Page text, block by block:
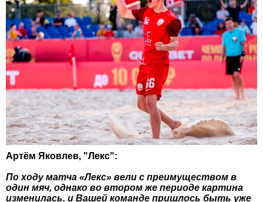
Артём Яковлев, "Лекс":
По ходу матча «Лекс» вели с преимуществом в
один мяч, однако во втором же периоде картина
изменилась, и Вашей команде пришлось быть уже